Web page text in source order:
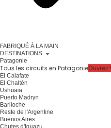
FABRIQUÉ À LA MAIN
DESTINATIONS
Patagonie
Tous les circuits en PatagonieOuvrez !
El Calafate
El Chaltén
Ushuaia
Puerto Madryn
Bariloche
Reste de l'Argentine
Buenos Aires
Chutes d'Iguazu